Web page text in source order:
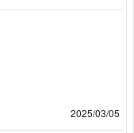
2025/03/05